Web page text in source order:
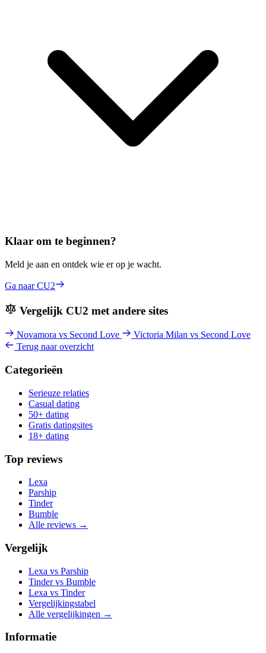
Klaar om te beginnen?
Meld je aan en ontdek wie er op je wacht.
Ga naar CU2
Vergelijk CU2 met andere sites
Novamora vs Second Love
Victoria Milan vs Second Love
Terug naar overzicht
Categorieën
Serieuze relaties
Casual dating
50+ dating
Gratis datingsites
18+ dating
Top reviews
Lexa
Parship
Tinder
Bumble
Alle reviews →
Vergelijk
Lexa vs Parship
Tinder vs Bumble
Lexa vs Tinder
Vergelijkingstabel
Alle vergelijkingen →
Informatie